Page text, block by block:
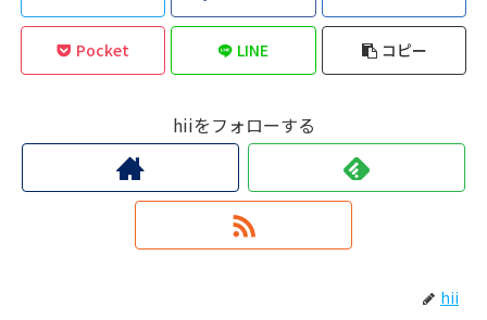
Pocket LINE コピー
hiiをフォローする
hii